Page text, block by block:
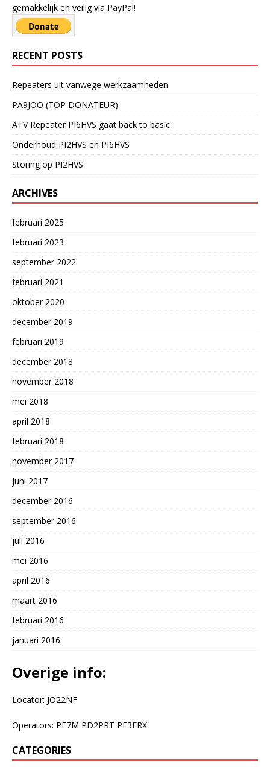
gemakkelijk en veilig via PayPal!
RECENT POSTS
Repeaters uit vanwege werkzaamheden
PA9JOO (TOP DONATEUR)
ATV Repeater PI6HVS gaat back to basic
Onderhoud PI2HVS en PI6HVS
Storing op PI2HVS
ARCHIVES
februari 2025
februari 2023
september 2022
februari 2021
oktober 2020
december 2019
februari 2019
december 2018
november 2018
mei 2018
april 2018
februari 2018
november 2017
juni 2017
december 2016
september 2016
juli 2016
mei 2016
april 2016
maart 2016
februari 2016
januari 2016
Overige info:
Locator: JO22NF
Operators: PE7M PD2PRT PE3FRX
CATEGORIES